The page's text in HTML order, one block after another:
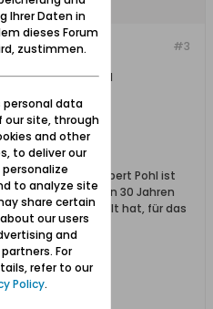
#3
Heinz Albert Pohl
Und der Heinz Albert Pohl ist
die er in 30 Jahren
zusammengestellt hat, für das
dem anderen ...
Ihrer Daten in
dieses Forum
zustimmen.
personal data
our site, through
and other
to deliver our
personalize
to analyze site
share certain
our users
and
For
refer to our
Policy.